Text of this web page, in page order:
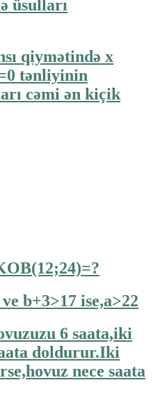
üsulları
qiymətində x
tənliyinin
cəmi ən kiçik
b+3>17 ise,a>22
6 saata,iki
doldurur.Iki
nece saata